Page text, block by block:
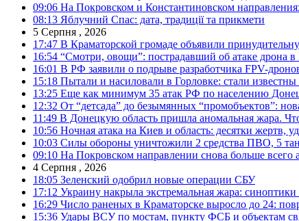
09:06 На Покровском и Константиновском
08:13 Яблучний Спас: дата, традиції та прикмети
5 Серпня , 2026
17:47 В Краматорской громаде объявили
16:54 “Смотри, овощи”: пострадавший об атаке дрона в
16:01 В РФ заявили о подрыве разработчика FPV-
15:18 Пытали и насиловали в Горловке: стали
13:25 Еще как минимум 35 атак РФ по населению
12:32 От “детсада” до безымянных “промобъектов”:
11:49 В Донецкую область пришла аномальная жара.
10:56 Ночная атака на Киев и область: десятки жертв,
10:03 Силы обороны уничтожили 2 средства ПВО, 5
09:10 На Покровском направлении снова больше
4 Серпня , 2026
18:05 Зеленский одобрил новые операции СБУ
17:12 Украину накрыла экстремальная жара: синоптики
16:29 Число раненых в Краматорске выросло до 24:
15:36 Удары ВСУ по мостам, пункту ФСБ и объектам